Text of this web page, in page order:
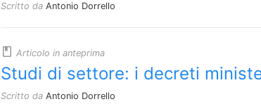
Scritto da Antonio Dorrello
Articolo in anteprima
Studi di settore: i decreti
Scritto da Antonio Dorrello